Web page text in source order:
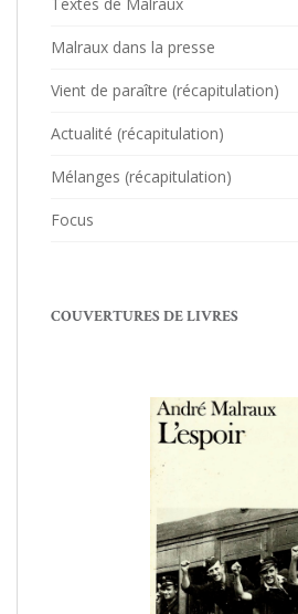
Malraux dans la presse
Vient de paraître (récapitulation)
Actualité (récapitulation)
Mélanges (récapitulation)
Focus
COUVERTURES DE LIVRES